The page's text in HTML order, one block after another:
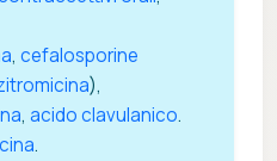
, cefalosporine
),
, acido clavulanico.
.